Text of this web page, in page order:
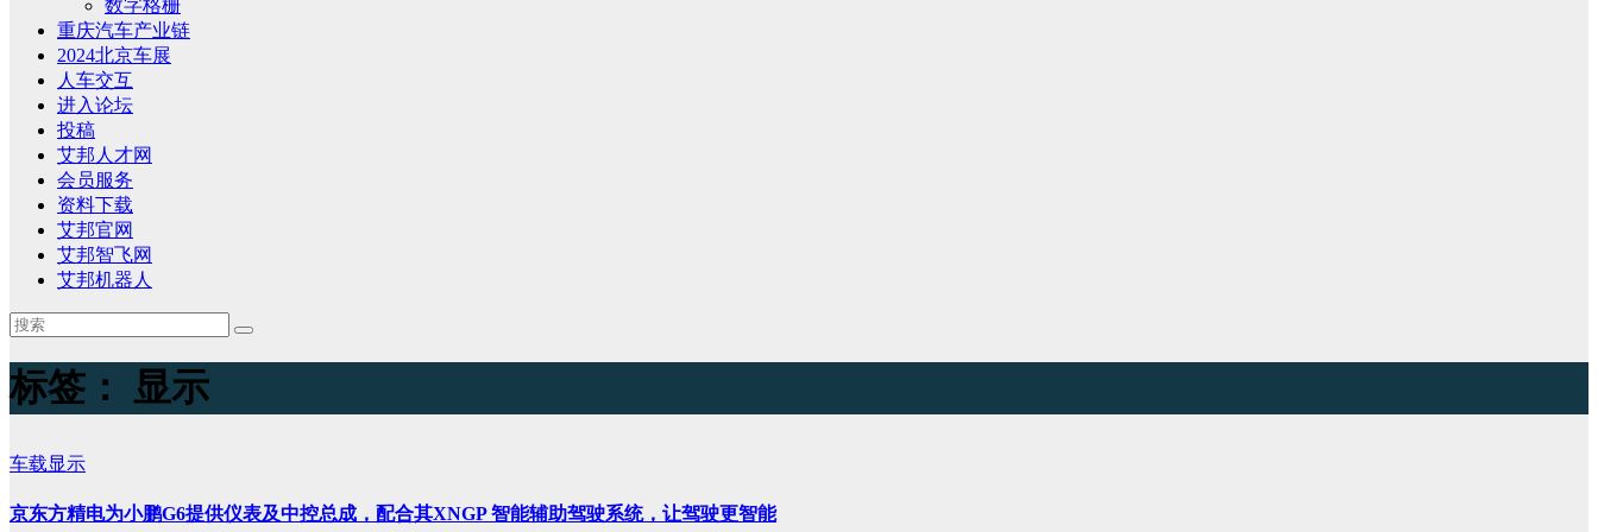
数字格栅
重庆汽车产业链
2024北京车展
人车交互
进入论坛
投稿
艾邦人才网
会员服务
资料下载
艾邦官网
艾邦智飞网
艾邦机器人
标签： 显示
车载显示
京东方精电为小鹏G6提供仪表及中控总成，配合其XNGP 智能辅助驾驶系统，让驾驶更智能